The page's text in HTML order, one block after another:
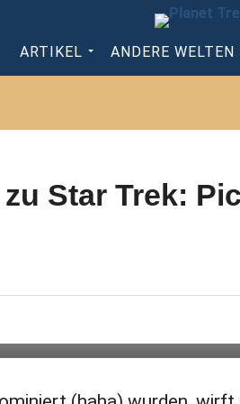
ARTIKEL ANDERE WELTEN
Star Trek:
der